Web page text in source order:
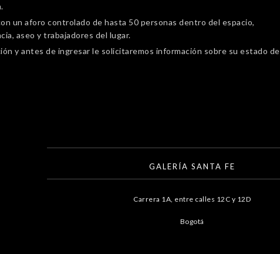
un aforo controlado de hasta 50 personas dentro del espacio,
aseo y trabajadores del lugar.
y antes de ingresar le solicitaremos información sobre su estado de
GALERÍA SANTA FE
Carrera 1A, entre calles 12C y 12D
Bogotá